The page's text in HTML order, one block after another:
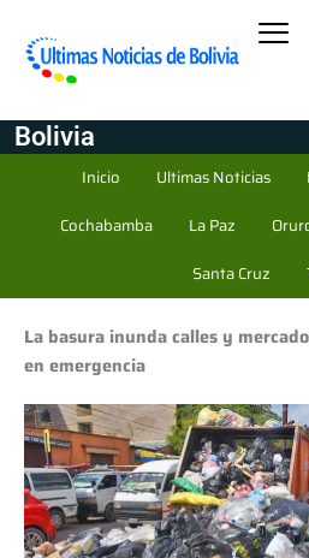
Bolivia
Inicio Ultimas Noticias
Cochabamba
La Paz
Santa Cruz
La basura inunda calles y
en emergencia